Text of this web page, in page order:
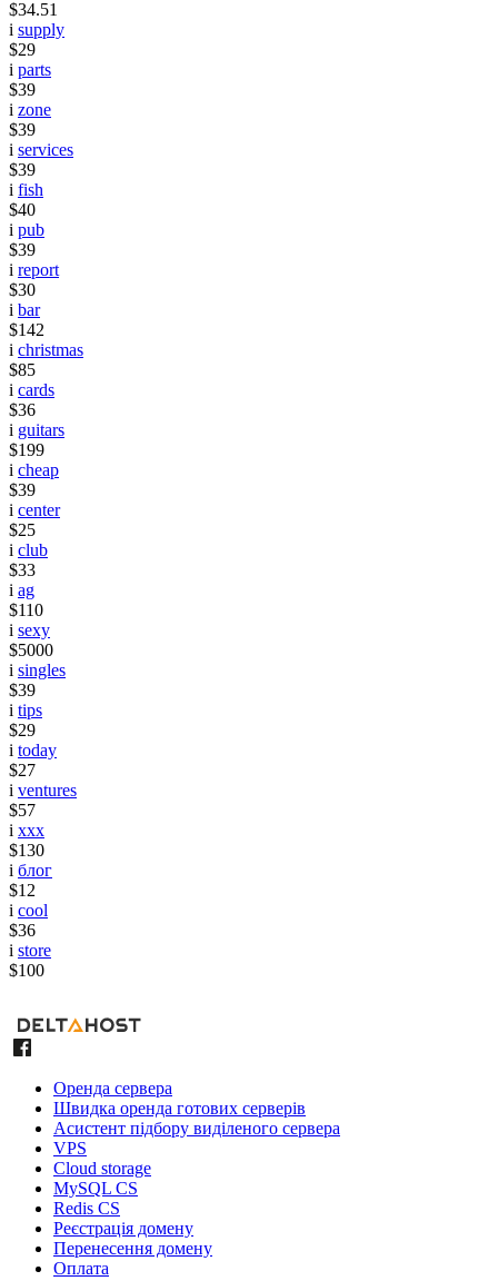
$34.51
i supply
$29
i parts
$39
i zone
$39
i services
$39
i fish
$40
i pub
$39
i report
$30
i bar
$142
i christmas
$85
i cards
$36
i guitars
$199
i cheap
$39
i center
$25
i club
$33
i ag
$110
i sexy
$5000
i singles
$39
i tips
$29
i today
$27
i ventures
$57
i xxx
$130
i блог
$12
i cool
$36
i store
$100
Оренда сервера
Швидка оренда готових серверів
Асистент підбору виділеного сервера
VPS
Cloud storage
MySQL CS
Redis CS
Реєстрація домену
Перенесення домену
Оплата